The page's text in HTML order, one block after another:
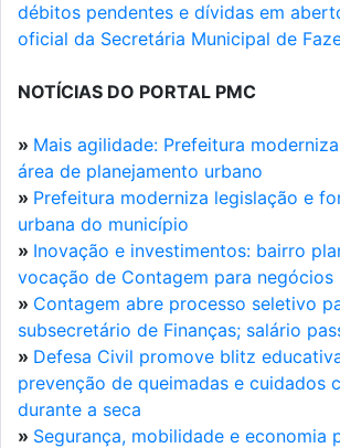
débitos pendentes e dívidas em
oficial da Secretária Municipal de
NOTÍCIAS DO PORTAL PMC
» Mais agilidade: Prefeitura
área de planejamento urbano
» Prefeitura moderniza legislação e
urbana do município
» Inovação e investimentos: bairro
vocação de Contagem para negócios
» Contagem abre processo seletivo
subsecretário de Finanças; salário
» Defesa Civil promove blitz
prevenção de queimadas e cuidados
durante a seca
» Segurança, mobilidade e economia